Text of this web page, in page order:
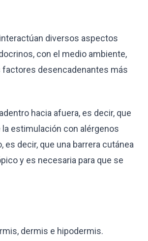
diversos aspectos
con el medio ambiente,
factores desencadenantes más
hacia afuera, es decir, que
estimulación con alérgenos
es decir, que una barrera cutánea
y es necesaria para que se
dermis e hipodermis.